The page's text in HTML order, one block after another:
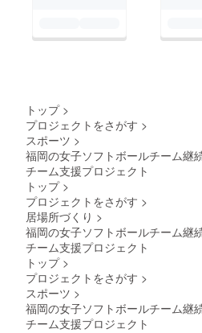
トップ >
プロジェクトをさがす >
スポーツ >
福岡の女子ソフトボールチーム継
チーム支援プロジェクト
トップ >
プロジェクトをさがす >
居場所づくり >
福岡の女子ソフトボールチーム継
チーム支援プロジェクト
トップ >
プロジェクトをさがす >
スポーツ >
福岡の女子ソフトボールチーム継
チーム支援プロジェクト